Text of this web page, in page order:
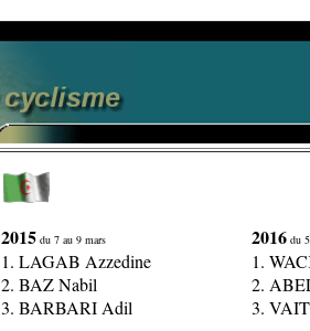
2015 du 7 au 9 mars
1. LAGAB Azzedine
2. BAZ Nabil
3. BARBARI Adil
2016 du
1.
2.
3.